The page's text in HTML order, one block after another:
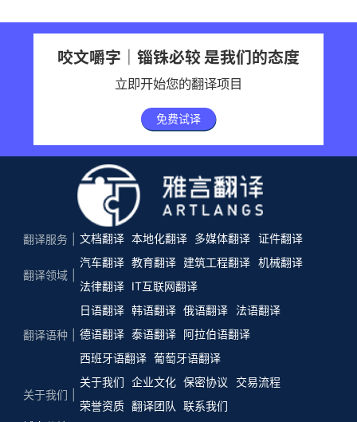
咬文嚼字｜锱铢必较 是我们的态度
立即开始您的翻译项目
免费试译
翻译服务 文档翻译 本地化翻译 多媒体翻译 证件翻译
翻译领域
汽车翻译 教育翻译 建筑工程翻译 机械翻译
法律翻译
IT互联网翻译
翻译语种
日语翻译 韩语翻译 俄语翻译
法语翻译
德语翻译 泰语翻译 阿拉伯语翻译
西班牙语翻译 葡萄牙语翻译
关于我们
关于我们 企业文化 保密协议
交易流程
荣誉资质 翻译团队
联系我们